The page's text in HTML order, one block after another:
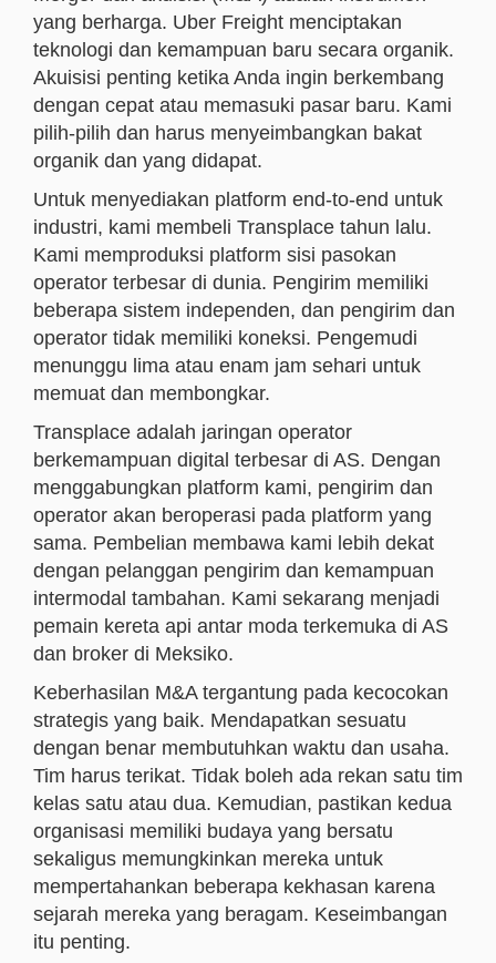
yang berharga. Uber Freight menciptakan
teknologi dan kemampuan baru secara organik.
Akuisisi penting ketika Anda ingin berkembang
dengan cepat atau memasuki pasar baru. Kami
pilih-pilih dan harus menyeimbangkan bakat
organik dan yang didapat.
Untuk menyediakan platform end-to-end untuk
industri, kami membeli Transplace tahun lalu.
Kami memproduksi platform sisi pasokan
operator terbesar di dunia. Pengirim memiliki
beberapa sistem independen, dan pengirim dan
operator tidak memiliki koneksi. Pengemudi
menunggu lima atau enam jam sehari untuk
memuat dan membongkar.
Transplace adalah jaringan operator
berkemampuan digital terbesar di AS. Dengan
menggabungkan platform kami, pengirim dan
operator akan beroperasi pada platform yang
sama. Pembelian membawa kami lebih dekat
dengan pelanggan pengirim dan kemampuan
intermodal tambahan. Kami sekarang menjadi
pemain kereta api antar moda terkemuka di AS
dan broker di Meksiko.
Keberhasilan M&A tergantung pada kecocokan
strategis yang baik. Mendapatkan sesuatu
dengan benar membutuhkan waktu dan usaha.
Tim harus terikat. Tidak boleh ada rekan satu tim
kelas satu atau dua. Kemudian, pastikan kedua
organisasi memiliki budaya yang bersatu
sekaligus memungkinkan mereka untuk
mempertahankan beberapa kekhasan karena
sejarah mereka yang beragam. Keseimbangan
itu penting.